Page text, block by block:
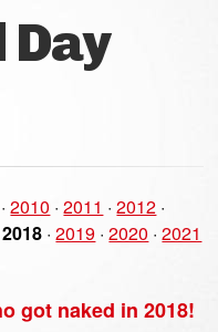
Day
·2010 ·2011 ·2012 ·
2018 ·2019 ·2020 ·2021
got naked in 2018!